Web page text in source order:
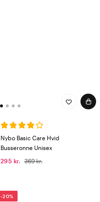
Nybo Basic Care Hvid
Busseronne Unisex
295 kr.
369 kr.
-20%